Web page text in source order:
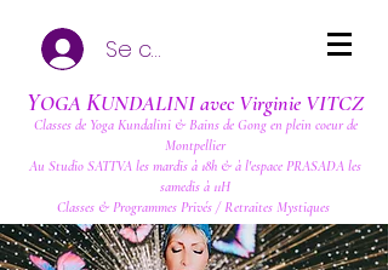
Se connecter
YOGA KUNDALINI avec Virginie VITCZ
Classes de Yoga Kundalini & Bains de Gong en plein coeur de
Montpellier
Au Studio SATTVA les mardis à 18h & à l'espace PRASADA les
samedis à 11H
Classes & Programmes Privés / Retraites Mystiques